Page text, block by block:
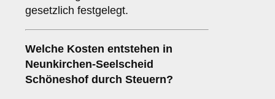
gesetzlich festgelegt.
Welche Kosten entstehen in
Neunkirchen-Seelscheid
Schöneshof durch Steuern?